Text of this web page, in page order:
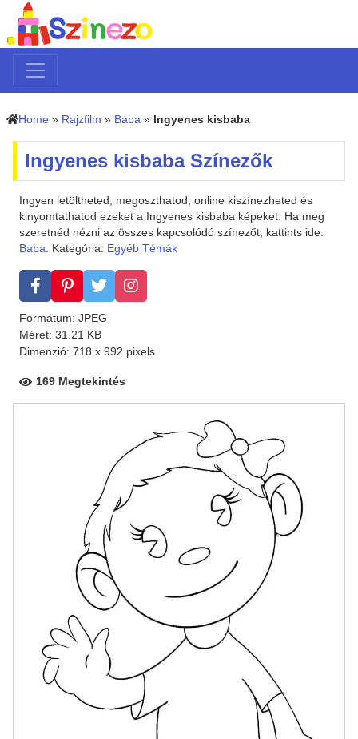
Home » Rajzfilm » Baba » Ingyenes kisbaba
Ingyenes kisbaba Színezők
Ingyen letöltheted, megoszthatod, online kiszínezheted és
kinyomtathatod ezeket a Ingyenes kisbaba képeket. Ha meg
szeretnéd nézni az összes kapcsolódó színezőt, kattints ide:
Baba. Kategória: Egyéb Témák
Formátum: JPEG
Méret: 31.21 KB
Dimenzió: 718 x 992 pixels
169 Megtekintés